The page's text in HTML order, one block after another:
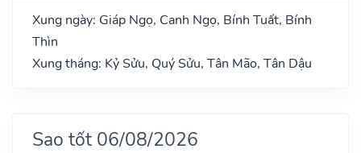
Xung ngày: Giáp Ngọ, Canh Ngọ, Bính Tuất, Bính
Thìn
Xung tháng: Kỷ Sửu, Quý Sửu, Tân Mão, Tân Dậu
Sao tốt 06/08/2026